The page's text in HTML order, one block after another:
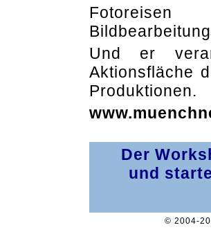
Fotoreisen
Und er
Aktionsfläche
Produktionen.
Der
und
© 2004-